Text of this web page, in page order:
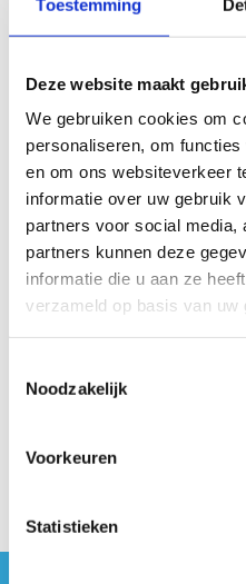
Toestemming
Deze website maakt
We gebruiken cookies om
personaliseren, om
en om ons websiteverkeer
informatie over uw gebruik
partners voor social media,
partners kunnen deze
informatie die u aan ze
verzameld op basis van
Noodzakelijk
Voorkeuren
Statistieken
Kaartgegevens© Thunderforest©
Beschrijving
Finse piste Hamont-Achel
Startplaatsen
Siggerstraat 15 3930